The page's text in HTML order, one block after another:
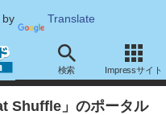
by Translate
検索 Impressサイト
Shuffle」のポータル